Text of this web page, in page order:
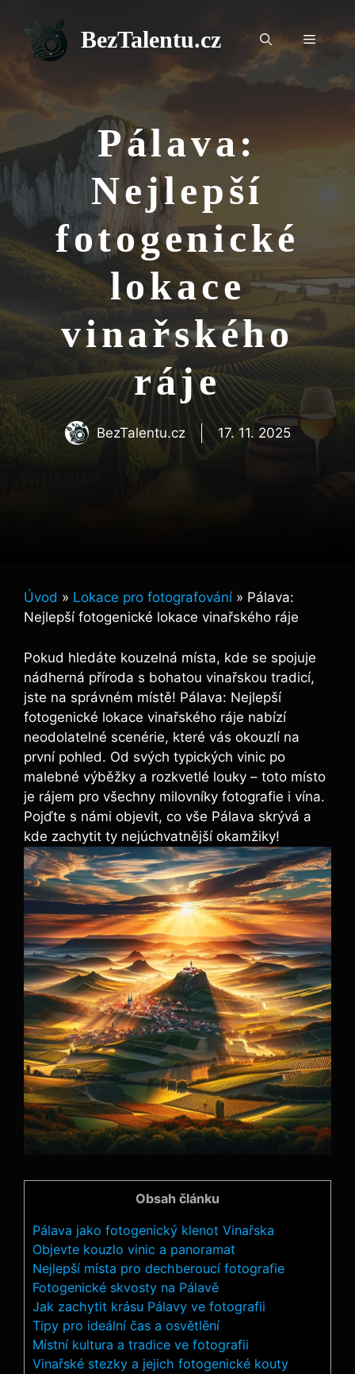
obsah
BezTalentu.cz Menu
Pálava:
Nejlepší
fotogenické
lokace
vinařského
ráje
BezTalentu.cz 17. 11. 2025
Úvod » Lokace pro fotografování » Pálava:
Nejlepší fotogenické lokace vinařského ráje
Pokud hledáte kouzelná místa, kde se spojuje
nádherná příroda s bohatou vinařskou tradicí,
jste na správném místě! Pálava: Nejlepší
fotogenické lokace vinařského ráje nabízí
neodolatelné scenérie, které vás okouzlí na
první pohled. Od svých typických vinic po
malebné výběžky a rozkvetlé louky – toto místo
je rájem pro všechny milovníky fotografie i vína.
Pojďte s námi objevit, co vše Pálava skrývá a
kde zachytit ty nejúchvatnější okamžiky!
Obsah článku
Pálava jako fotogenický klenot Vinařska
Objevte kouzlo vinic a panoramat
Nejlepší místa pro dechberoucí fotografie
Fotogenické skvosty na Pálavě
Jak zachytit krásu Pálavy ve fotografii
Tipy pro ideální čas a osvětlění
Místní kultura a tradice ve fotografii
Vinařské stezky a jejich fotogenické kouty